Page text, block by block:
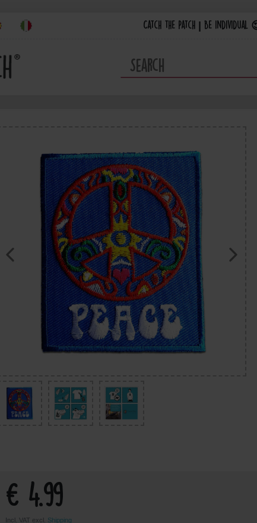
Catch the Patch | Be individual
€4.99
inkl. ges. MwSt. zzgl.
€5.96
inkl. ges. MwSt. zzgl.
€ 4.99
Incl. VAT excl. Shipping